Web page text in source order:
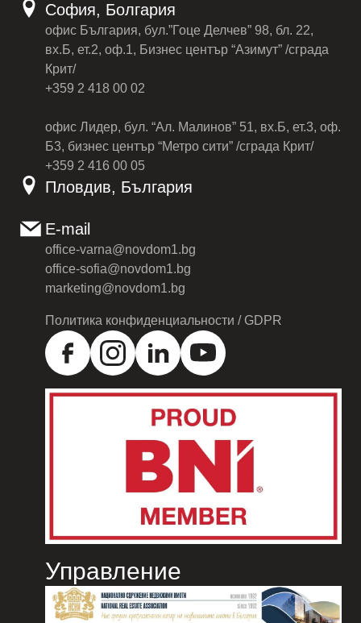
София, Болгария
офис България, бул.”Гоце Делчев” 98, бл. 22,
вх.Б, ет.2, оф.1, Бизнес център “Азимут” /сграда
Крит/
+359 2 418 00 02
офис Лидер, бул. “Ал. Малинов” 51, вх.Б, ет.3, оф.
Б3, бизнес център “Метро сити” /сграда Крит/
+359 2 416 00 05
Пловдив, България
E-mail
office-varna@novdom1.bg
office-sofia@novdom1.bg
marketing@novdom1.bg
Политика конфиденциальности / GDPR
Управление